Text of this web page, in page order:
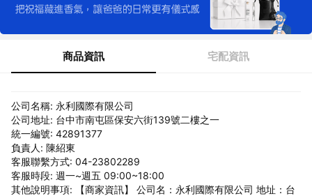
商品資訊 宅配資訊
公司名稱: 永利國際有限公司
公司地址: 台中市南屯區保安六街139號二樓之一
統一編號: 42891377
負責人: 陳紹東
客服聯繫方式: 04-23802289
客服時段: 週一~週五 09:00~18:00
其他說明事項: 【商家資訊】 公司名：永利國際有限公司 地址：台